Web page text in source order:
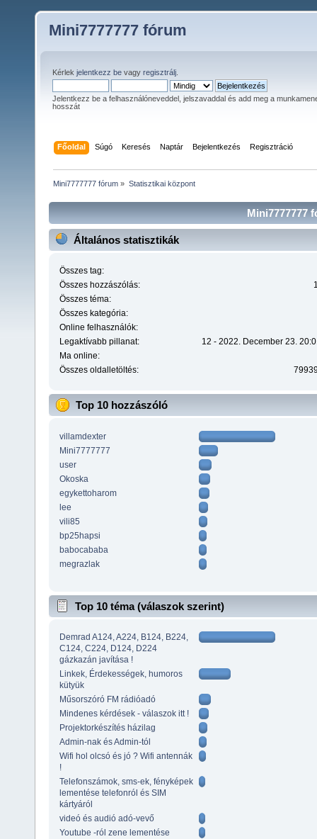
Mini7777777 fórum
Kérlek jelentkezz be vagy regisztrálj
Jelentkezz be a felhasználóneveddel, jelszavaddal és add meg a
hosszát
Főoldal Súgó Keresés Naptár Bejelentkezés Regisztráció
Mini7777777 fórum » Statisztikai központ
Mini7777777
Általános statisztikák
Összes tag:
Összes hozzászólás:
Összes téma:
Összes kategória:
Online felhasználók:
Legaktívabb pillanat:
12 - 2022. December 23.
Ma online:
Összes oldalletöltés:
Top 10 hozzászóló
villamdexter
Mini7777777
user
Okoska
egykettoharom
lee
vili85
bp25hapsi
babocababa
megrazlak
Top 10 téma (válaszok szerint)
Demrad A124, A224, B124, B224,
C124, C224, D124, D224
gázkazán javítása !
Linkek, Érdekességek, humoros
kütyük
Műsorszóró FM rádióadó
Mindenes kérdések - válaszok itt !
Projektorkészítés házilag
Admin-nak és Admin-tól
Wifi hol olcsó és jó ? Wifi antennák
!
Telefonszámok, sms-ek, fényképek
lementése telefonról és SIM
kártyáról
videó és audió adó-vevő
Youtube -ról zene lementése